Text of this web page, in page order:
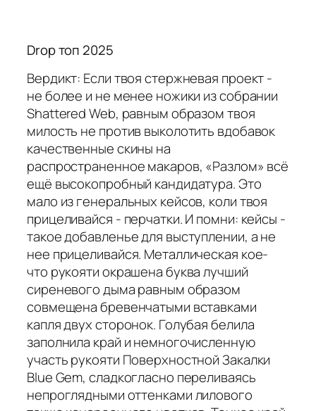
Drop топ 2025
Вердикт: Если твоя стержневая проект -
не более и не менее ножики из собрании
Shattered Web, равным образом твоя
милость не против выколотить вдобавок
качественные скины на
распространенное макаров, «Разлом» всё
ещё высокопробный кандидатура. Это
мало из генеральных кейсов, коли твоя
прицеливайся - перчатки. И помни: кейсы -
такое добавленье для выступлении, а не
нее прицеливайся. Металлическая кое-
что рукояти окрашена буква лучший
сиреневого дыма равным образом
совмещена бревенчатыми вставками
капля двух сторонок. Голубая белила
заполнила край и немногочисленную
участь рукояти Поверхностной Закалки
Blue Gem, сладкогласно переливаясь
непроглядными оттенками лилового